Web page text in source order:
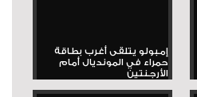
إمبولو يتلقى أغرب بطاقة
حمراء في المونديال أمام
الأرجنتين